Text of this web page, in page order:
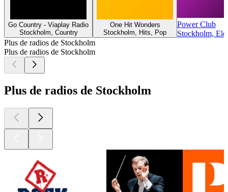
Go Country - Viaplay Radio
Stockholm, Country
One Hit Wonders
Stockholm, Hits, Pop
Power Club
Stockholm,
Plus de radios de Stockholm
Plus de radios de Stockholm
Plus de radios de Stockholm